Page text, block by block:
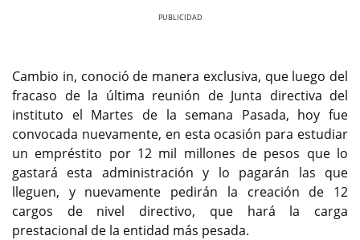
Cambio in, conoció de manera exclusiva, que luego del
fracaso de la última reunión de Junta directiva del
instituto el Martes de la semana Pasada, hoy fue
convocada nuevamente, en esta ocasión para estudiar
un empréstito por 12 mil millones de pesos que lo
gastará esta administración y lo pagarán las que
lleguen, y nuevamente pedirán la creación de 12
cargos de nivel directivo, que hará la carga
prestacional de la entidad más pesada.